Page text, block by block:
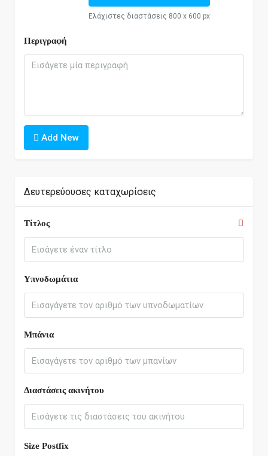
Ελάχιστες διαστάσεις 800 x 600 px
Περιγραφή
Add New
Δευτερεύουσες καταχωρίσεις
Τίτλος
Υπνοδωμάτια
Μπάνια
Διαστάσεις ακινήτου
Size Postfix